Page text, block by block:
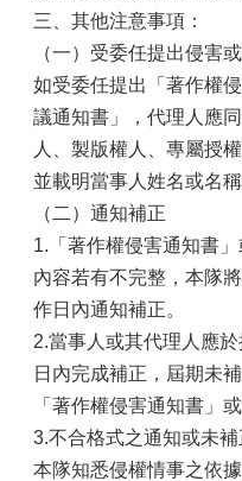
三、其他注意事項：
（一）受委任提出侵害
如受委任提出「著作權
議通知書」，代理人應
人、製版權人、專屬授
並載明當事人姓名或名稱
（二）通知補正
1.「著作權侵害通知書
內容若有不完整，本隊
作日內通知補正。
2.當事人或其代理人應
日內完成補正，屆期未
「著作權侵害通知書」
3.不合格式之通知或未
本隊知悉侵權情事之依據